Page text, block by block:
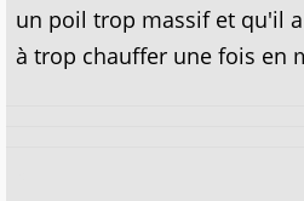
un poil trop massif et qu'il
à trop chauffer une fois en